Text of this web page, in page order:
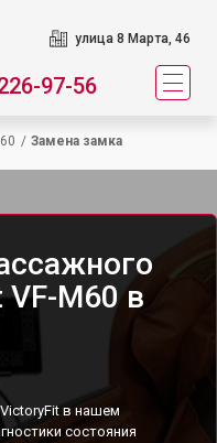
улица 8 Марта, 46
97-56
/ Замена замка
M60 в
в нашем
состояния